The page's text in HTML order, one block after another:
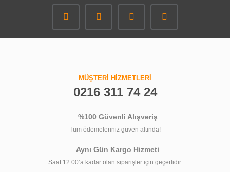
MÜŞTERİ HİZMETLERİ
0216 311 74 24
%100 Güvenli Alışveriş
Tüm ödemeleriniz güven altında!
Aynı Gün Kargo Hizmeti
Saat 12:00’a kadar olan siparişler için geçerlidir.